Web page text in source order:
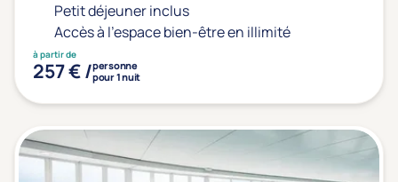
Petit déjeuner inclus
Accès à l'espace bien-être en illimité
à partir de
257 € /personne
pour 1 nuit